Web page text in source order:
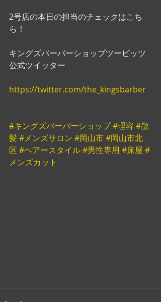
2号店の本日の担当のチェックはこち
ら！
キングズバーバーショップツービッツ
公式ツイッター
https://twitter.com/the_kingsbarber
#キングズバーバーショップ#理容 #散
髪#メンズサロン #岡山市#岡山市北
区 #ヘアースタイル#男性専用 #床屋 #
メンズカット